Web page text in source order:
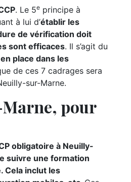
. Le 5e principe à
à lui d’établir les
de vérification doit
sont efficaces. Il s’agit du
place dans les
de ces 7 cadrages sera
sur-Marne.
pour
obligatoire à Neuilly-
suivre une formation
Cela inclut les